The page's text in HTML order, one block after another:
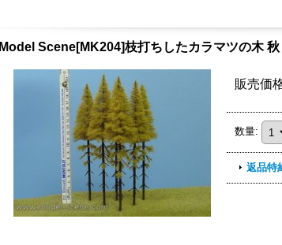
Model Scene[MK204]枝打ちしたカラマツの木
販売価
数量:
返品特